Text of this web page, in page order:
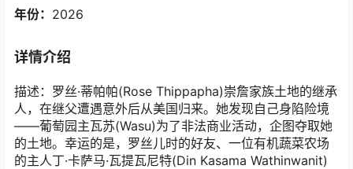
年份： 2026
详情介绍
描述：罗丝·蒂帕帕(Rose Thippapha)崇詹家族土地的继承
人，在继父遭遇意外后从美国归来。她发现自己身陷险境
——葡萄园主瓦苏(Wasu)为了非法商业活动，企图夺取她
的土地。幸运的是，罗丝儿时的好友、一位有机蔬菜农场
的主人丁·卡萨马·瓦提瓦尼特(Din Kasama Wathinwanit)